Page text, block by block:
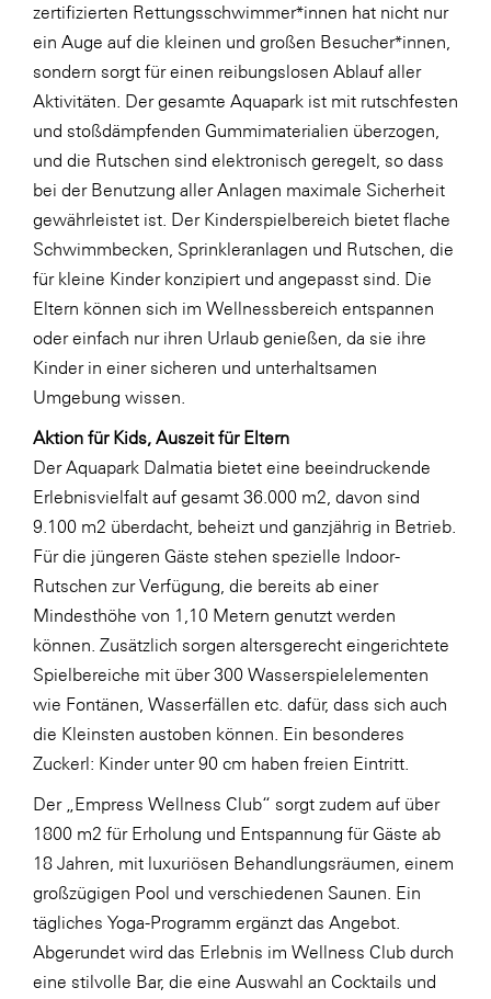
SeneCura
SERVICE&MORE
SKINUANCE®
Somfy
Sony DADC
STIHL Tirol
Trend Micro
Verband Druck Medien Österreich
Wirtschaftskammer Salzburg
WKS Fachgruppe Fahrzeughandel und
Fahrzeugtechnik
WKS Fachgruppe Finanzdienstleister
WK UBIT
Zühlke
Media
zertifizierten Rettungsschwimmer*innen hat nicht nur
ein Auge auf die kleinen und großen Besucher*innen,
sondern sorgt für einen reibungslosen Ablauf aller
Aktivitäten. Der gesamte Aquapark ist mit rutschfesten
und stoßdämpfenden Gummimaterialien überzogen,
und die Rutschen sind elektronisch geregelt, so dass
bei der Benutzung aller Anlagen maximale Sicherheit
gewährleistet ist. Der Kinderspielbereich bietet flache
Schwimmbecken, Sprinkleranlagen und Rutschen, die
für kleine Kinder konzipiert und angepasst sind. Die
Eltern können sich im Wellnessbereich entspannen
oder einfach nur ihren Urlaub genießen, da sie ihre
Kinder in einer sicheren und unterhaltsamen
Umgebung wissen.
Aktion für Kids, Auszeit für Eltern
Der Aquapark Dalmatia bietet eine beeindruckende
Erlebnisvielfalt auf gesamt 36.000 m2, davon sind
9.100 m2 überdacht, beheizt und ganzjährig in Betrieb.
Für die jüngeren Gäste stehen spezielle Indoor-
Rutschen zur Verfügung, die bereits ab einer
Mindesthöhe von 1,10 Metern genutzt werden
können. Zusätzlich sorgen altersgerecht eingerichtete
Spielbereiche mit über 300 Wasserspielelementen
wie Fontänen, Wasserfällen etc. dafür, dass sich auch
die Kleinsten austoben können. Ein besonderes
Zuckerl: Kinder unter 90 cm haben freien Eintritt.
Der „Empress Wellness Club“ sorgt zudem auf über
1800 m2 für Erholung und Entspannung für Gäste ab
18 Jahren, mit luxuriösen Behandlungsräumen, einem
großzügigen Pool und verschiedenen Saunen. Ein
tägliches Yoga-Programm ergänzt das Angebot.
Abgerundet wird das Erlebnis im Wellness Club durch
eine stilvolle Bar, die eine Auswahl an Cocktails und